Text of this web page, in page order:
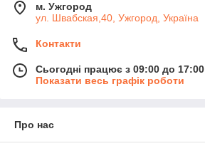
м. Ужгород
ул. Швабская,40, Ужгород, Україна
Контакти
Сьогодні працює з 09:00 до 17:00
Показати весь графік роботи
Про нас